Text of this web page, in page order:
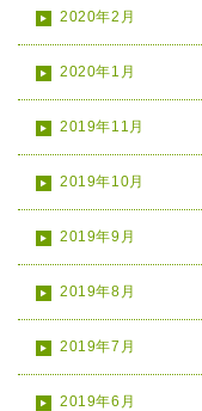
2020年2月
2020年1月
2019年11月
2019年10月
2019年9月
2019年8月
2019年7月
2019年6月